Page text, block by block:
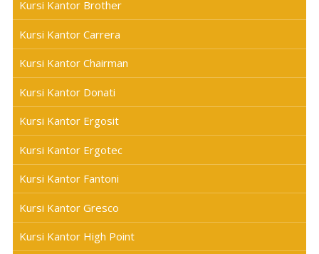
Kursi Kantor Brother
Kursi Kantor Carrera
Kursi Kantor Chairman
Kursi Kantor Donati
Kursi Kantor Ergosit
Kursi Kantor Ergotec
Kursi Kantor Fantoni
Kursi Kantor Gresco
Kursi Kantor High Point